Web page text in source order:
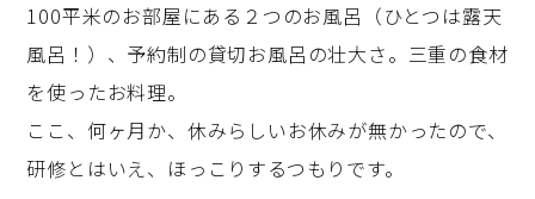
100平米のお部屋にある２つのお風呂（ひとつは露天
風呂！）、予約制の貸切お風呂の壮大さ。三重の食材
を使ったお料理。
ここ、何ヶ月か、休みらしいお休みが無かったので、
研修とはいえ、ほっこりするつもりです。